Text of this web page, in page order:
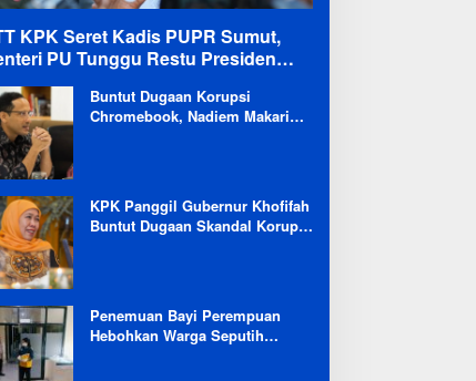
KPK Seret Kadis PUPR Sumut,
PU Tunggu Restu Presiden
Kemungkinan Evaluasi Besar
Buntut Dugaan Korupsi
Chromebook, Nadiem Makarim
KPK Panggil Gubernur Khofifah
Buntut Dugaan Skandal Korupsi
Penemuan Bayi Perempuan
Hebohkan Warga Seputih